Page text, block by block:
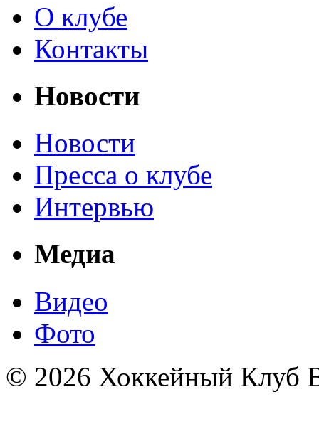
О клубе
Контакты
Новости
Новости
Пресса о клубе
Интервью
Медиа
Видео
Фото
© 2026 Хоккейный Клуб